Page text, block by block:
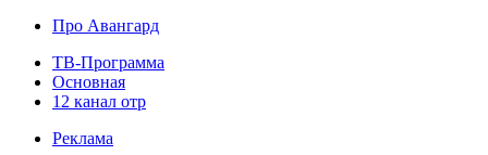
Про Авангард
ТВ-Программа
Основная
12 канал отр
Реклама